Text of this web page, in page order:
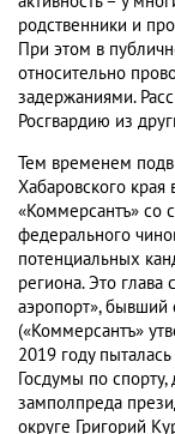
родственники и
При этом в
относительно
задержаниями.
Росгвардию из
Тем временем
Хабаровского
«Коммерсантъ» со
федерального
потенциальных
региона. Это
аэропорт», бывший
(«Коммерсантъ»
2019 году
Госдумы по
замполпреда
округе Григорий